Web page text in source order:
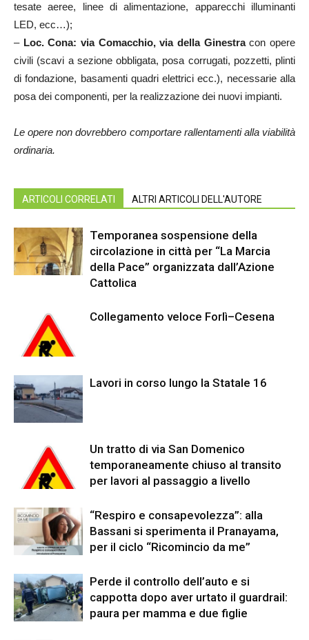
tesate aeree, linee di alimentazione, apparecchi illuminanti
LED, ecc…);
– Loc. Cona: via Comacchio, via della Ginestracon opere
civili (scavi a sezione obbligata, posa corrugati, pozzetti, plinti
di fondazione, basamenti quadri elettrici ecc.), necessarie alla
posa dei componenti, per la realizzazione dei nuovi impianti.
Le opere non dovrebbero comportare rallentamenti alla viabilità
ordinaria.
ARTICOLI CORRELATI ALTRI ARTICOLI DELL'AUTORE
Temporanea sospensione della
circolazione in città per “La Marcia
della Pace” organizzata dall’Azione
Cattolica
Collegamento veloce Forlì–Cesena
Lavori in corso lungo la Statale 16
Un tratto di via San Domenico
temporaneamente chiuso al transito
per lavori al passaggio a livello
“Respiro e consapevolezza”: alla
Bassani si sperimenta il Pranayama,
per il ciclo “Ricomincio da me”
Perde il controllo dell’auto e si
cappotta dopo aver urtato il guardrail:
paura per mamma e due figlie